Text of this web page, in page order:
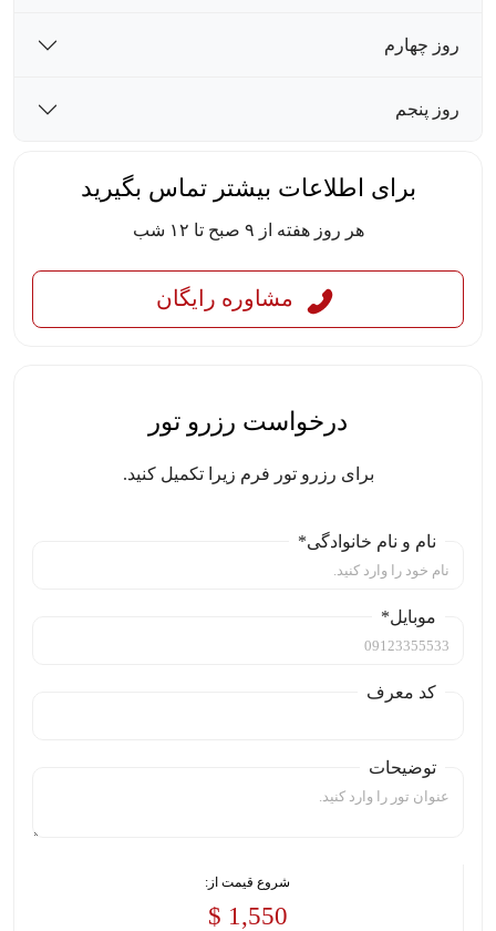
روز چهارم
روز پنجم
برای اطلاعات بیشتر تماس بگیرید
هر روز هفته از ۹ صبح تا ۱۲ شب
مشاوره رایگان
درخواست رزرو تور
برای رزرو تور فرم زیرا تکمیل کنید.
نام و نام خانوادگی*
موبایل*
کد معرف
توضیحات
شروع قیمت از:
1,550 $